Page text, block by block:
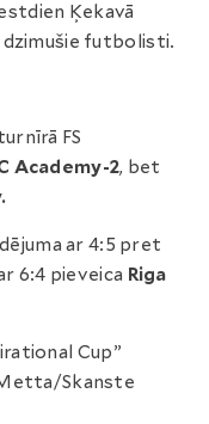
Ķekavā
dzimušie futbolisti.
FS
Academy-2, bet
ar 4:5 pret
6:4 pieveica Riga
Cup”
Metta/Skanste